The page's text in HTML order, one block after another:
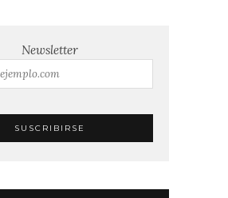
Newsletter